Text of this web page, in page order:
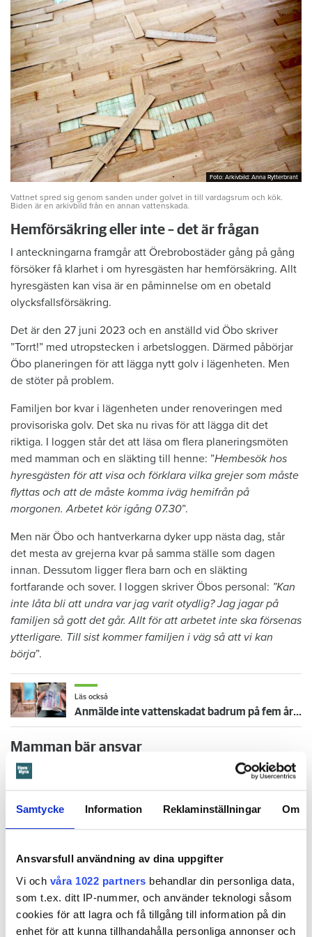
Samtycke Information Reklaminställningar Om
Ansvarsfull användning av dina uppgifter
Vi och våra 1022 partners behandlar din personliga data,
som t.ex. ditt IP-nummer, och använder teknologi såsom
cookies för att lagra och få tillgång till information på din
enhet för att kunna tillhandahålla personliga annonser och
Foto: Arkivbild: Anna Rytterbrant
Foto: Arkivbild: Anna Rytterbrant
Vattnet spred sig genom sanden under golvet in till vardagsrum och kök.
Biden är en arkivbild från en annan vattenskada.
Hemförsäkring eller inte – det är frågan
I anteckningarna framgår att Örebrobostäder gång på gång
försöker få klarhet i om hyresgästen har hemförsäkring. Allt
hyresgästen kan visa är en påminnelse om en obetald
olycksfallsförsäkring.
Det är den 27 juni 2023 och en anställd vid Öbo skriver
”Torrt!” med utropstecken i arbetsloggen. Därmed påbörjar
Öbo planeringen för att lägga nytt golv i lägenheten. Men
de stöter på problem.
Familjen bor kvar i lägenheten under renoveringen med
provisoriska golv. Det ska nu rivas för att lägga dit det
riktiga. I loggen står det att läsa om flera planeringsmöten
med mamman och en släkting till henne: ”Hembesök hos
hyresgästen för att visa och förklara vilka grejer som måste
flyttas och att de måste komma iväg hemifrån på
morgonen. Arbetet kör igång 07.30”.
Men när Öbo och hantverkarna dyker upp nästa dag, står
det mesta av grejerna kvar på samma ställe som dagen
innan. Dessutom ligger flera barn och en släkting
fortfarande och sover. I loggen skriver Öbos personal: ”Kan
inte låta bli att undra var jag varit otydlig? Jag jagar på
familjen så gott det går. Allt för att arbetet inte ska försenas
ytterligare. Till sist kommer familjen i väg så att vi kan
börja”.
Läs också
Anmälde inte vattenskadat badrum på fem år – krävs på 125 000 kronor
Mamman bär ansvar
Notan för att åtgärda vattenskadan landade på 274 885
I stämningsansökan skriver Öbos ombud att även om det
enligt uppgifterna är barnet som orsakat skadan, är det
lägenheten. Och eftersom mamman inte har hindrat barnet
från att orsaka skadan eller begränsat den, är det mamman
som ska anses vara vållande och betalningsskyldig.